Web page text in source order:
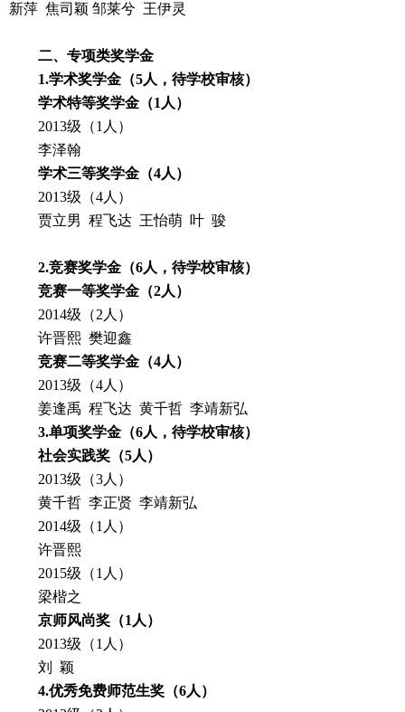
新萍 焦司颖 邹莱兮 王伊灵
二、专项类奖学金
1.学术奖学金（5人，待学校审核）
学术特等奖学金（1 人）
2013级（1人）
李泽翰
学术三等奖学金（4人）
2013级（4人）
贾立男 程飞达 王怡萌 叶 骏
2.竞赛奖学金（6人，待学校审核）
竞赛一等奖学金（2人）
2014级（2人）
许晋熙 樊迎鑫
竞赛二等奖学金（4人）
2013级（4人）
姜逢禹 程飞达 黄千哲 李靖新弘
3.单项奖学金（6人，待学校审核）
社会实践奖 （5人）
2013级（3人）
黄千哲 李正贤 李靖新弘
2014级（1人）
许晋熙
2015级（1人）
梁楷之
京师风尚奖 （1 人）
2013级（1人）
刘 颖
4.优秀免费师范生奖（6人）